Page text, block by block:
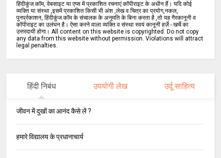
हिंदीकुंज.कॉम, वेबसाइट या एप्स में प्रकाशित रचनाएं कॉपीराइट के अधीन हैं। यदि कोई
व्यक्ति या संस्था ,इसमें प्रकाशित किसी भी अंश ,लेख व चित्र का प्रयोग,नकल,
पुनर्प्रकाशन, हिंदीकुंज.कॉम के संचालक के अनुमति के बिना करता है ,तो यह गैरकानूनी व
कॉपीराइट का उलंघन है। ऐसा करने वाला व्यक्ति व संस्था स्वयं कानूनी हर्ज़े - खर्चे का
उत्तरदायी होगा। All content on this website is copyrighted. Do not copy
any data from this website without permission. Violations will attract
legal penalties.
हिंदी निबंध उपयोगी लेख उर्दू साहित्य
जीवन में दुखों का आनंद कैसे लें ?
हमारे विद्यालय के प्रधानाचार्य